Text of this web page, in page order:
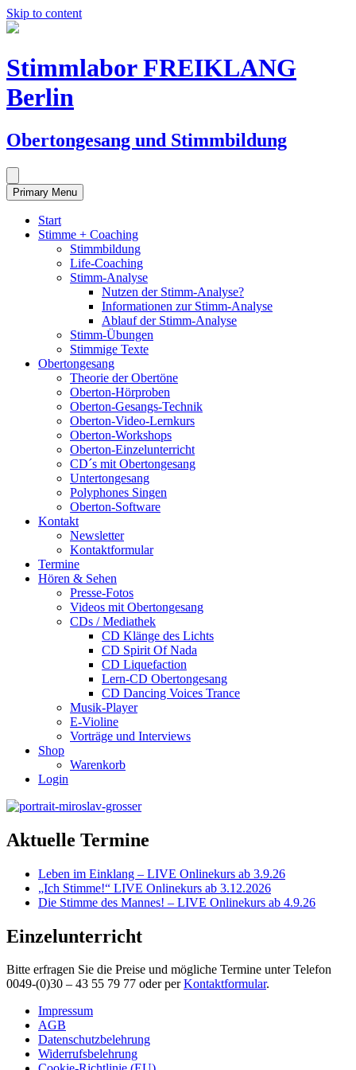
Skip to content
Stimmlabor FREIKLANG
Berlin
Obertongesang und Stimmbildung
Primary Menu
Start
Stimme + Coaching
Stimmbildung
Life-Coaching
Stimm-Analyse
Nutzen der Stimm-Analyse?
Informationen zur Stimm-Analyse
Ablauf der Stimm-Analyse
Stimm-Übungen
Stimmige Texte
Obertongesang
Theorie der Obertöne
Oberton-Hörproben
Oberton-Gesangs-Technik
Oberton-Video-Lernkurs
Oberton-Workshops
Oberton-Einzelunterricht
CD´s mit Obertongesang
Untertongesang
Polyphones Singen
Oberton-Software
Kontakt
Newsletter
Kontaktformular
Termine
Hören & Sehen
Presse-Fotos
Videos mit Obertongesang
CDs / Mediathek
CD Klänge des Lichts
CD Spirit Of Nada
CD Liquefaction
Lern-CD Obertongesang
CD Dancing Voices Trance
Musik-Player
E-Violine
Vorträge und Interviews
Shop
Warenkorb
Login
Aktuelle Termine
Leben im Einklang – LIVE Onlinekurs ab 3.9.26
„Ich Stimme!“ LIVE Onlinekurs ab 3.12.2026
Die Stimme des Mannes! – LIVE Onlinekurs ab 4.9.26
Einzelunterricht
Bitte erfragen Sie die Preise und mögliche Termine unter Telefon
0049-(0)30 – 43 55 79 77 oder perKontaktformular.
Impressum
AGB
Datenschutzbelehrung
Widerrufsbelehrung